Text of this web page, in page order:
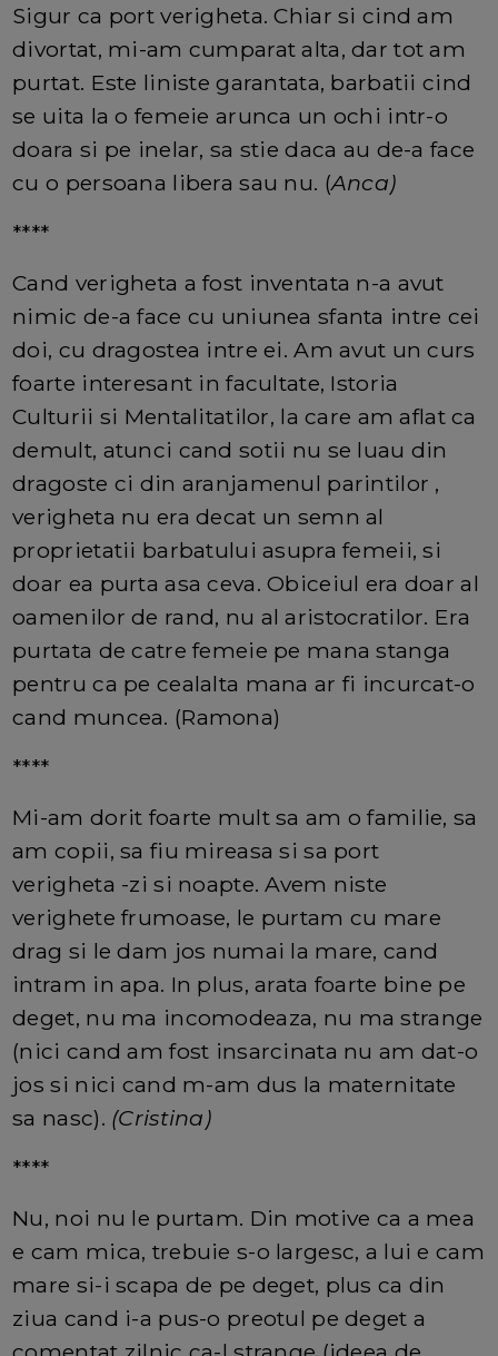
Sigur ca port verigheta. Chiar si cind am
divortat, mi-am cumparat alta, dar tot am
purtat. Este liniste garantata, barbatii cind
se uita la o femeie arunca un ochi intr-o
doara si pe inelar, sa stie daca au de-a face
cu o persoana libera sau nu. (Anca)
****
Cand verigheta a fost inventata n-a avut
nimic de-a face cu uniunea sfanta intre cei
doi, cu dragostea intre ei. Am avut un curs
foarte interesant in facultate, Istoria
Culturii si Mentalitatilor, la care am aflat ca
demult, atunci cand sotii nu se luau din
dragoste ci din aranjamenul parintilor ,
verigheta nu era decat un semn al
proprietatii barbatului asupra femeii, si
doar ea purta asa ceva. Obiceiul era doar al
oamenilor de rand, nu al aristocratilor. Era
purtata de catre femeie pe mana stanga
pentru ca pe cealalta mana ar fi incurcat-o
cand muncea. (Ramona)
****
Mi-am dorit foarte mult sa am o familie, sa
am copii, sa fiu mireasa si sa port
verigheta -zi si noapte. Avem niste
verighete frumoase, le purtam cu mare
drag si le dam jos numai la mare, cand
intram in apa. In plus, arata foarte bine pe
deget, nu ma incomodeaza, nu ma strange
(nici cand am fost insarcinata nu am dat-o
jos si nici cand m-am dus la maternitate
sa nasc). (Cristina)
****
Nu, noi nu le purtam. Din motive ca a mea
e cam mica, trebuie s-o largesc, a lui e cam
mare si-i scapa de pe deget, plus ca din
ziua cand i-a pus-o preotul pe deget a